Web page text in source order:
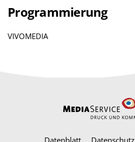
Programmierung
VIVOMEDIA